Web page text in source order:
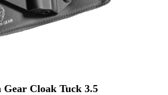
Gear Cloak Tuck 3.5